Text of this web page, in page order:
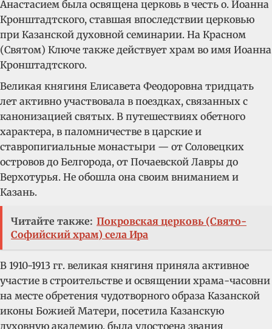
Анастасием была освящена церковь в честь о. Иоанна
Кронштадтского, ставшая впоследствии церковью
при Казанской духовной семинарии. На Красном
(Святом) Ключе также действует храм во имя Иоанна
Кронштадтского.
Великая княгиня Елисавета Феодоровна тридцать
лет активно участвовала в поездках, связанных с
канонизацией святых. В путешествиях обетного
характера, в паломничестве в царские и
ставропигиальные монастыри — от Соловецких
островов до Белгорода, от Почаевской Лавры до
Верхотурья. Не обошла она своим вниманием и
Казань.
Читайте также: Покровская церковь (Свято-
Софийский храм) села Ира
В 1910-1913 гг. великая княгиня приняла активное
участие в строительстве и освящении храма-часовни
на месте обретения чудотворного образа Казанской
иконы Божией Матери, посетила Казанскую
духовную академию, была удостоена звания